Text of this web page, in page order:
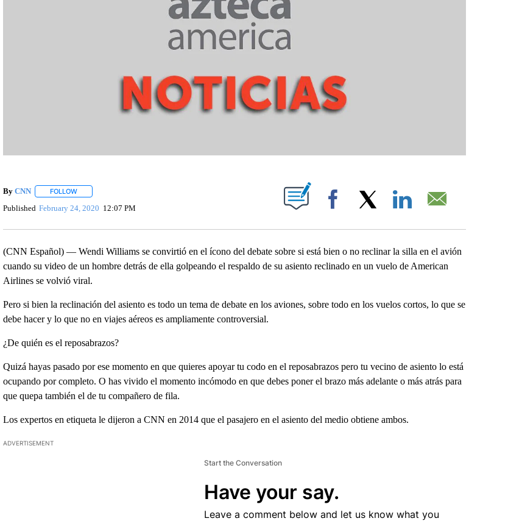
By CNN FOLLOWFOLLOW "" TO RECEIVE NOTIFICATIONS ABOUT NEW PAGES ON "".
Published February 24, 2020 12:07 PM Facebook
(CNN Español) — Wendi Williams se convirtió en el ícono del debate sobre si está bien o no reclinar la silla en el avión
cuando su video de un hombre detrás de ella golpeando el respaldo de su asiento reclinado en un vuelo de American
Airlines se volvió viral.
Pero si bien la reclinación del asiento es todo un tema de debate en los aviones, sobre todo en los vuelos cortos, lo que se
debe hacer y lo que no en viajes aéreos es ampliamente controversial.
¿De quién es el reposabrazos?
Quizá hayas pasado por ese momento en que quieres apoyar tu codo en el reposabrazos pero tu vecino de asiento lo está
ocupando por completo. O has vivido el momento incómodo en que debes poner el brazo más adelante o más atrás para
que quepa también el de tu compañero de fila.
Los expertos en etiqueta le dijeron a CNN en 2014 que el pasajero en el asiento del medio obtiene ambos.
ADVERTISEMENT
Start the Conversation
Have your say.
Leave a comment below and let us know what you